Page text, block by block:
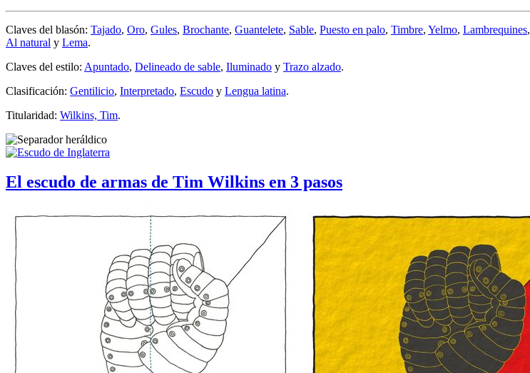
Claves del blasón: Tajado, Oro, Gules, Brochante, Guantelete, Sable, Puesto en palo, Timbre, Yelmo, Lambrequines,
Al natural y Lema.
Claves del estilo: Apuntado, Delineado de sable, Iluminado y Trazo alzado.
Clasificación: Gentilicio, Interpretado, Escudo y Lengua latina.
Titularidad: Wilkins, Tim.
El escudo de armas de Tim Wilkins en 3 pasos